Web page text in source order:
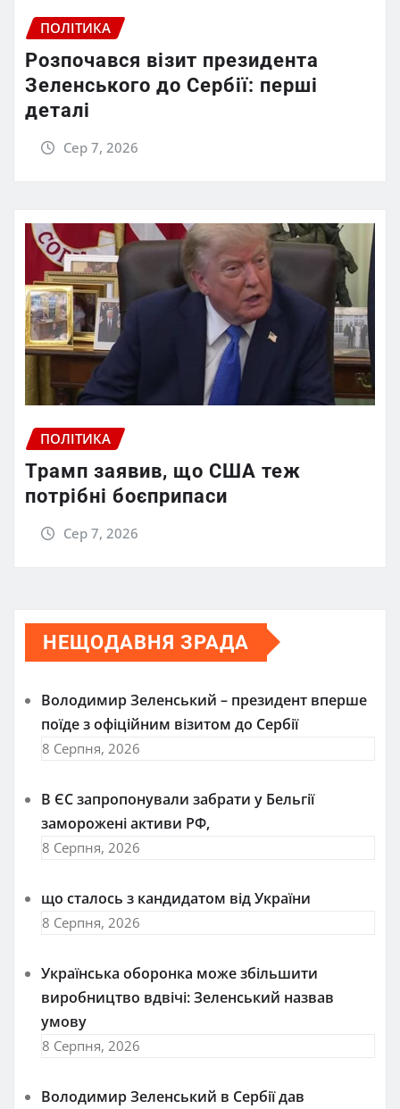
ПОЛІТИКА
Розпочався візит президента
Зеленського до Сербії: перші
деталі
Сер 7, 2026
ПОЛІТИКА
Трамп заявив, що США теж
потрібні боєприпаси
Сер 7, 2026
НЕЩОДАВНЯ ЗРАДА
Володимир Зеленський – президент вперше
поїде з офіційним візитом до Сербії
8 Серпня, 2026
В ЄС запропонували забрати у Бельгії
заморожені активи РФ,
8 Серпня, 2026
що сталось з кандидатом від України
8 Серпня, 2026
Українська оборонка може збільшити
виробництво вдвічі: Зеленський назвав
умову
8 Серпня, 2026
Володимир Зеленський в Сербії дав